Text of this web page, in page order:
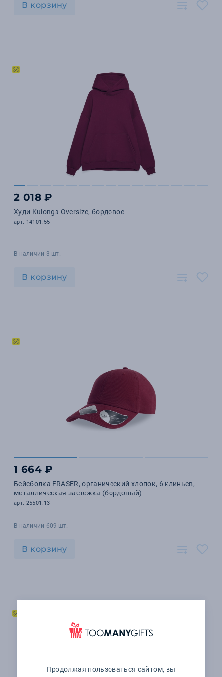
В корзину
2 018 ₽
Худи Kulonga Oversize, бордовое
арт. 14101.55
В наличии 3 шт.
В корзину
1 664 ₽
Бейсболка FRASER, органический хлопок, 6 клиньев,
металлическая застежка (бордовый)
арт. 25501.13
В наличии 609 шт.
В корзину
Продолжая пользоваться сайтом, вы